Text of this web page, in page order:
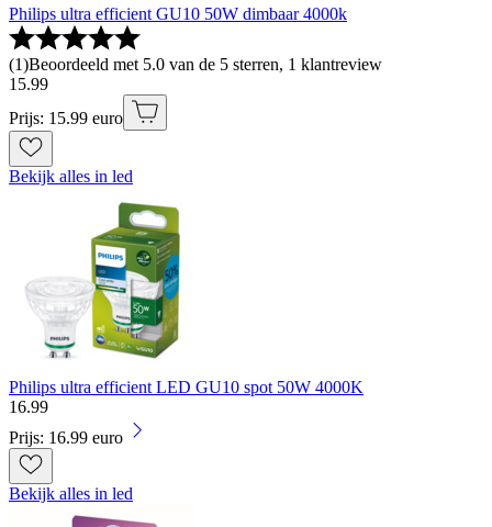
Philips ultra efficient GU10 50W dimbaar 4000k
(1)Beoordeeld met 5.0 van de 5 sterren, 1 klantreview
15.99
Prijs: 15.99 euro
Bekijk alles in led
Philips ultra efficient LED GU10 spot 50W 4000K
16.99
Prijs: 16.99 euro
Bekijk alles in led